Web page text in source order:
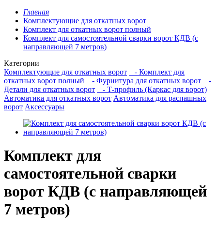
Главная
Комплектующие для откатных ворот
Комплект для откатных ворот полный
Комплект для самостоятельной сварки ворот КДВ (с
направляющей 7 метров)
Категории
Комплектующие для откатных ворот
- Комплект для
откатных ворот полный
- Фурнитура для откатных ворот
-
Детали для откатных ворот
- Т-профиль (Каркас для ворот)
Автоматика для откатных ворот Автоматика для распашных
ворот Аксессуары
Комплект для
самостоятельной сварки
ворот КДВ (с направляющей
7 метров)